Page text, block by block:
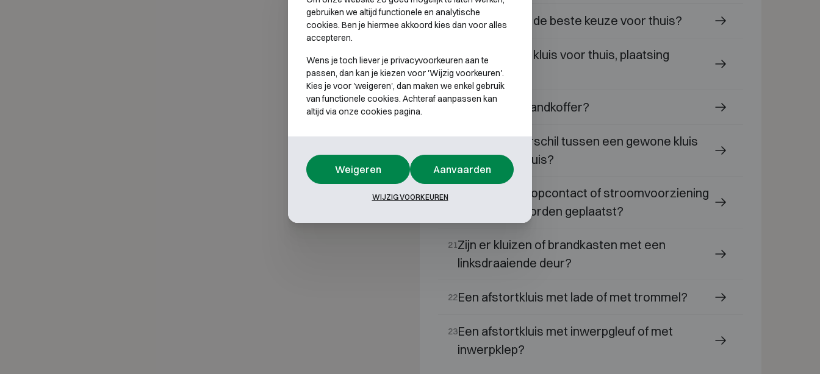
16Welke kluis is de beste keuze voor thuis?
Wat kost een kluis voor thuis, plaatsing
inbegrepen?
18 Wat is een brandkoffer?
Wat is het verschil tussen een gewone kluis
en een luxe kluis?
Kan er een stopcontact of stroomvoorziening
in een kluis worden geplaatst?
21Zijn er kluizen of brandkasten met een
linksdraaiende deur?
22Een afstortkluis met lade of met trommel?
23Een afstortkluis met inwerpgleuf of met
inwerpklep?
gebruiken we altijd functionele en analytische
cookies. Ben je hiermee akkoord kies dan voor alles
accepteren.
Wens je toch liever je privacyvoorkeuren aan te
passen, dan kan je kiezen voor 'Wijzig voorkeuren'.
Kies je voor 'weigeren', dan maken we enkel gebruik
van functionele cookies. Achteraf aanpassen kan
altijd via onze cookies pagina.
Weigeren Aanvaarden
WIJZIG VOORKEUREN